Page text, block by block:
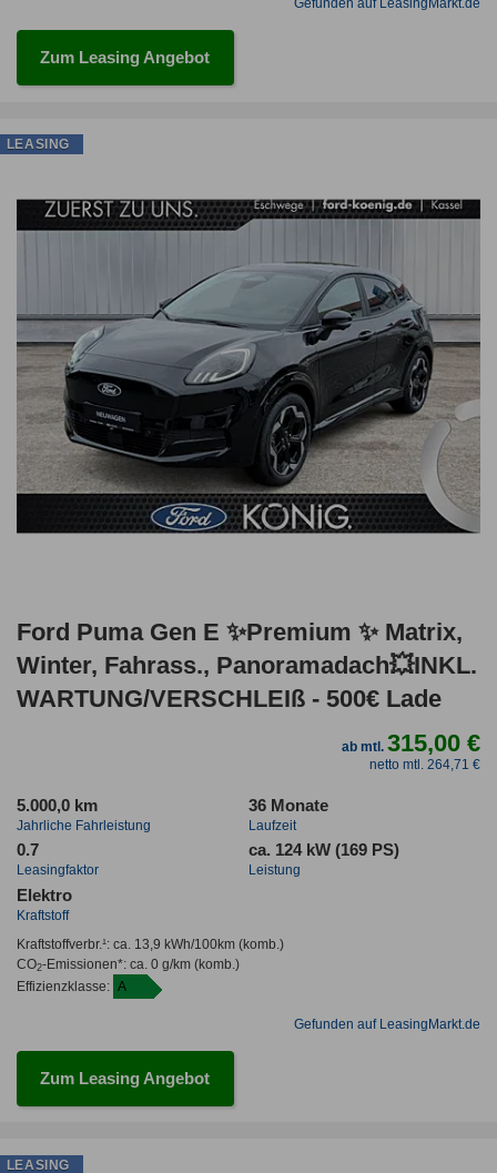
Gefunden auf LeasingMarkt.de
Zum Leasing Angebot
Ford Puma Gen E ✨Premium ✨ Matrix,
Winter, Fahrass., Panoramadach💥INKL.
WARTUNG/VERSCHLEIß - 500€ Lade
ab mtl.315,00 €
netto mtl. 264,71 €
5.000,0 km
Jahrliche Fahrleistung
36 Monate
Laufzeit
0.7
Leasingfaktor
ca. 124 kW (169 PS)
Leistung
Elektro
Kraftstoff
Kraftstoffverbr.¹: ca. 13,9 kWh/100km(komb.)
CO2-Emissionen*: ca. 0 g/km(komb.)
Effizienzklasse: A
Gefunden auf LeasingMarkt.de
Zum Leasing Angebot
LEASING
LEASING